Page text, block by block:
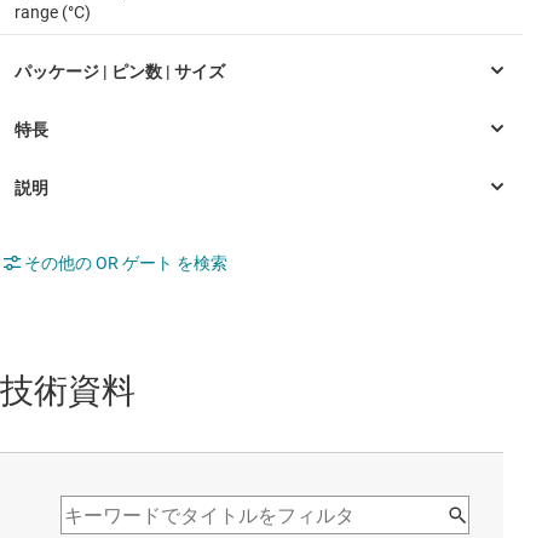
range (°C)
その他の OR ゲート を検索
技術資料